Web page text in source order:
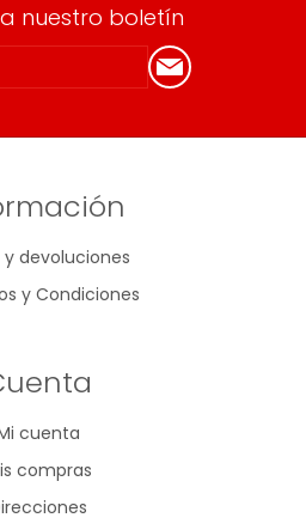
nuestro boletín
y devoluciones
y Condiciones
cuenta
compras